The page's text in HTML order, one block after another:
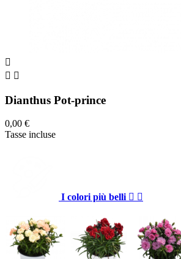

 
Dianthus Pot-prince
0,00 €
Tasse incluse
I colori più belli  